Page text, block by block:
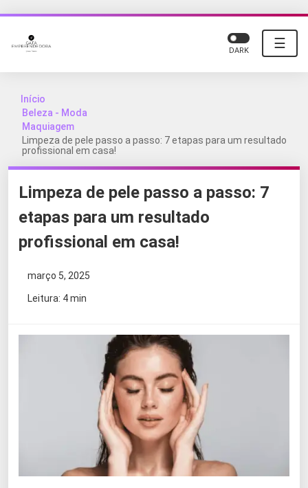
☰
DARK
Início
Beleza - Moda
Maquiagem
Limpeza de pele passo a passo: 7 etapas para um resultado
profissional em casa!
Limpeza de pele passo a passo: 7
etapas para um resultado
profissional em casa!
março 5, 2025
Leitura: 4 min